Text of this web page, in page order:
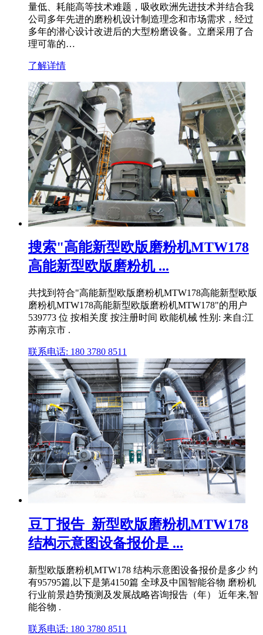
量低、耗能高等技术难题，吸收欧洲先进技术并结合我
公司多年先进的磨粉机设计制造理念和市场需求，经过
多年的潜心设计改进后的大型粉磨设备。立磨采用了合
理可靠的…
了解详情
搜索"高能新型欧版磨粉机MTW178
高能新型欧版磨粉机 ...
共找到符合"高能新型欧版磨粉机MTW178高能新型欧版
磨粉机MTW178高能新型欧版磨粉机MTW178"的用户
539773 位 按相关度 按注册时间 欧能机械 性别: 来自:江
苏南京市 .
联系电话: 180 3780 8511
豆丁报告_新型欧版磨粉机MTW178
结构示意图设备报价是 ...
新型欧版磨粉机MTW178 结构示意图设备报价是多少 约
有95795篇,以下是第4150篇 全球及中国智能谷物 磨粉机
行业前景趋势预测及发展战略咨询报告（年） 近年来,智
能谷物 .
联系电话: 180 3780 8511